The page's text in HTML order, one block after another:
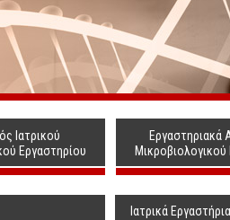
Ιατρικού
Εργαστηρίου
Εργαστηριακά
Μικροβιολογικού
Ιατρικά